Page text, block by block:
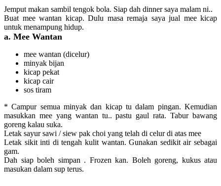
Jemput makan sambil tengok bola. Siap dah dinner saya malam ni..
Buat mee wantan kicap. Dulu masa remaja saya jual mee kicap
untuk menampung hidup.
a. Mee Wantan
mee wantan (dicelur)
minyak bijan
kicap pekat
kicap cair
sos tiram
* Campur semua minyak dan kicap tu dalam pingan. Kemudian
masukkan mee yang wantan tu.. pastu gaul rata. Tabur bawang
goreng kalau suka.
Letak sayur sawi / siew pak choi yang telah di celur di atas mee
Letak sikit inti di tengah kulit wantan. Gunakan sedikit air sebagai
gam.
Dah siap boleh simpan . Frozen kan. Boleh goreng, kukus atau
masukan dalam sup terus.